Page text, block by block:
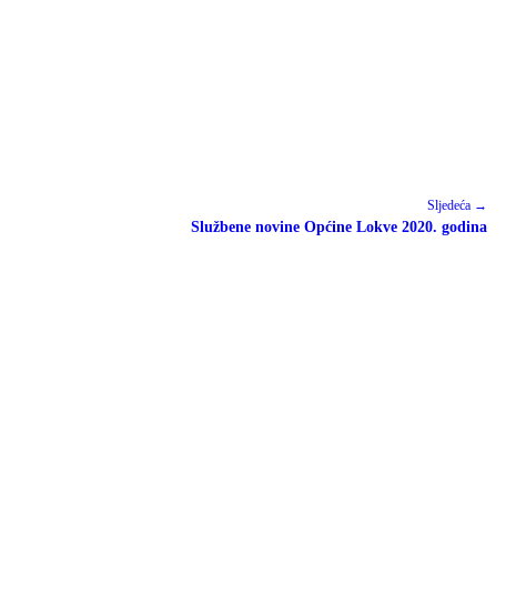
Sljedeća →
Službene novine Općine Lokve 2020. godina